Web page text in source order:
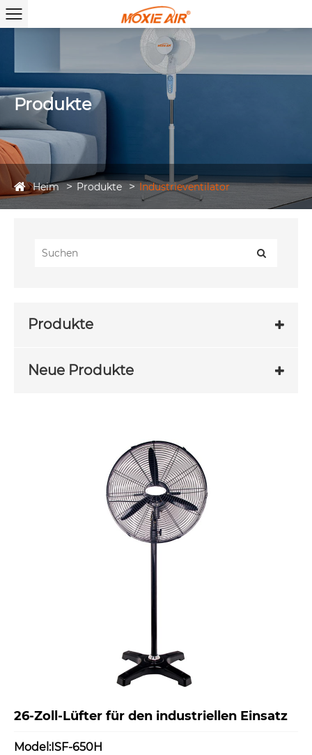
Produkte
Heim Produkte Industrieventilator
Produkte
Neue Produkte
26-Zoll-Lüfter für den industriellen Einsatz
Model:ISF-650H